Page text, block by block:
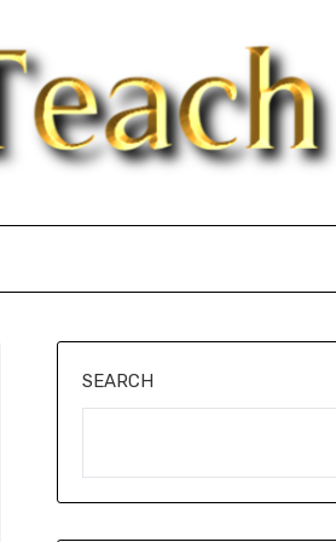
SEARCH